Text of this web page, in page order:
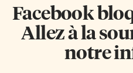
Facebook
Allez à la
notre